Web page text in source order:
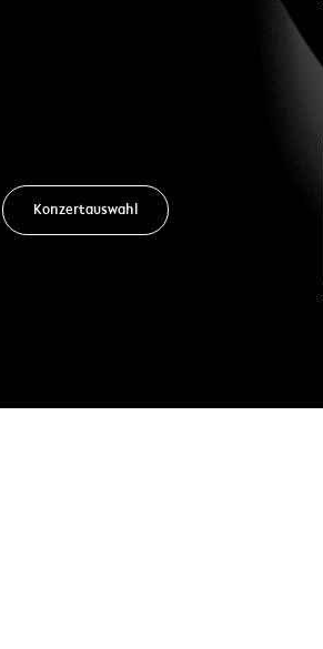
Konzertauswahl